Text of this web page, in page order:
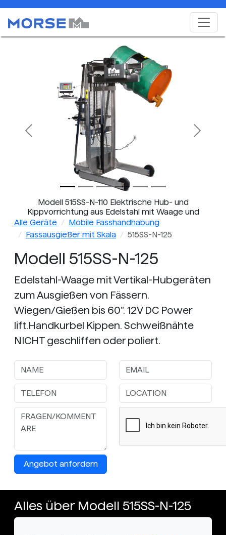
Modell 515SS-N-110 Elektrische Hub- und
Kippvorrichtung aus Edelstahl mit Waage und
Vertikal-Hubgeräten für Fässer
Previous Next
Alle Geräte
Mobile Fasshandhabung
Fassausgießer mit Skala
515SS-N-125
Modell 515SS-N-125
Edelstahl-Waage mit Vertikal-Hubgeräten
zum Ausgießen von Fässern.
Wiegen/Gießen bis 60". 12V DC Power
lift.Handkurbel Kippen. Schweißnähte
NICHT geschliffen oder poliert.
Angebot anfordern
Alles über Modell 515SS-N-125